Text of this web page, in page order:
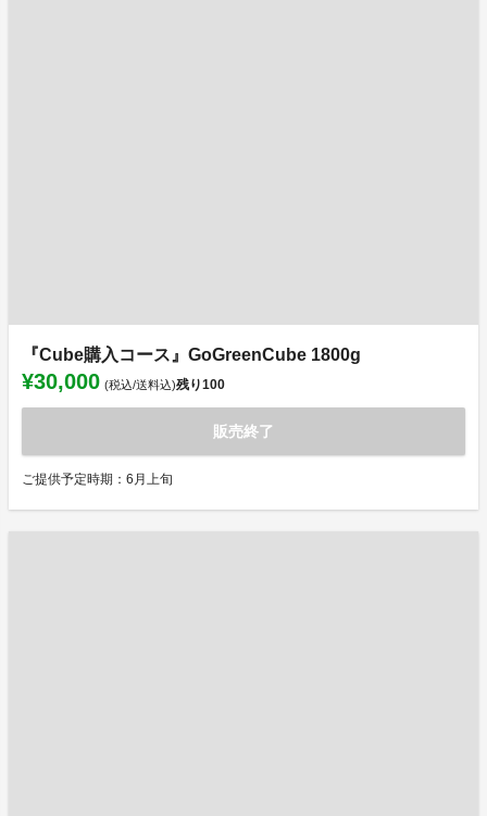
『Cube購入コース』GoGreenCube 1800g
¥30,000 (税込/送料込)残り100
販売終了
ご提供予定時期：6月上旬